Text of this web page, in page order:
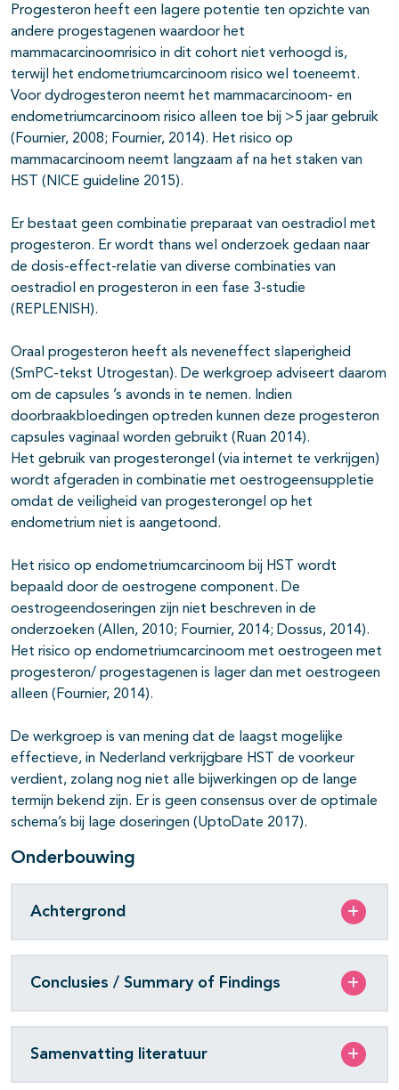
Progesteron heeft een lagere potentie ten opzichte van
andere progestagenen waardoor het
mammacarcinoomrisico in dit cohort niet verhoogd is,
terwijl het endometriumcarcinoom risico wel toeneemt.
Voor dydrogesteron neemt het mammacarcinoom- en
endometriumcarcinoom risico alleen toe bij >5 jaar gebruik
(Fournier, 2008; Fournier, 2014). Het risico op
mammacarcinoom neemt langzaam af na het staken van
HST (NICE guideline 2015).
Er bestaat geen combinatie preparaat van oestradiol met
progesteron. Er wordt thans wel onderzoek gedaan naar
de dosis-effect-relatie van diverse combinaties van
oestradiol en progesteron in een fase 3-studie
(REPLENISH).
Oraal progesteron heeft als neveneffect slaperigheid
(SmPC-tekst Utrogestan). De werkgroep adviseert daarom
om de capsules ’s avonds in te nemen. Indien
doorbraakbloedingen optreden kunnen deze progesteron
capsules vaginaal worden gebruikt (Ruan 2014).
Het gebruik van progesterongel (via internet te verkrijgen)
wordt afgeraden in combinatie met oestrogeensuppletie
omdat de veiligheid van progesterongel op het
endometrium niet is aangetoond.
Het risico op endometriumcarcinoom bij HST wordt
bepaald door de oestrogene component. De
oestrogeendoseringen zijn niet beschreven in de
onderzoeken (Allen, 2010; Fournier, 2014; Dossus, 2014).
Het risico op endometriumcarcinoom met oestrogeen met
progesteron/ progestagenen is lager dan met oestrogeen
alleen (Fournier, 2014).
De werkgroep is van mening dat de laagst mogelijke
effectieve, in Nederland verkrijgbare HST de voorkeur
verdient, zolang nog niet alle bijwerkingen op de lange
termijn bekend zijn. Er is geen consensus over de optimale
schema’s bij lage doseringen (UptoDate 2017).
Onderbouwing
Achtergrond
Conclusies / Summary of Findings
Samenvatting literatuur